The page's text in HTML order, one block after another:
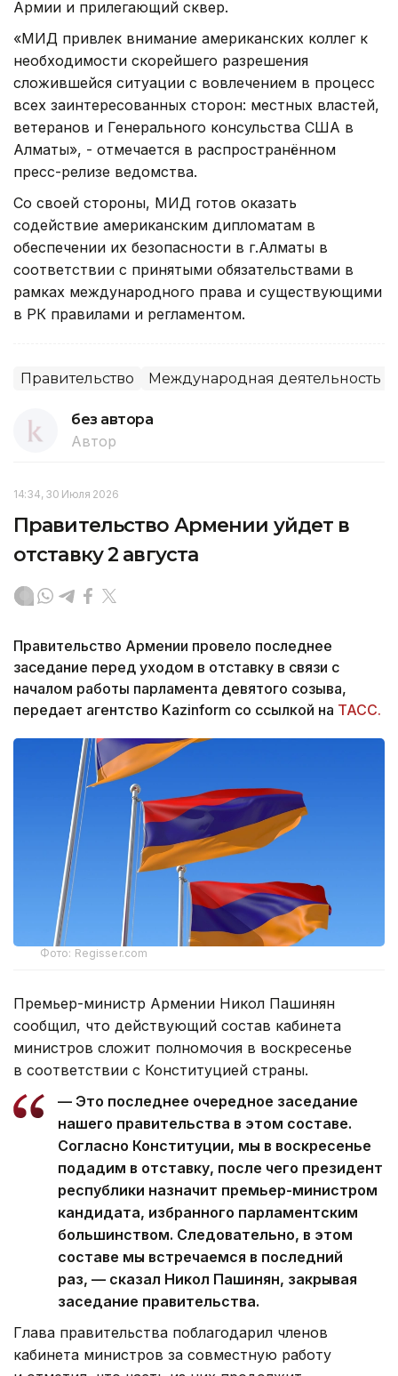
Армии и прилегающий сквер.
«МИД привлек внимание американских коллег к
необходимости скорейшего разрешения
сложившейся ситуации с вовлечением в процесс
всех заинтересованных сторон: местных властей,
ветеранов и Генерального консульства США в
Алматы», - отмечается в распространённом
пресс-релизе ведомства.
Со своей стороны, МИД готов оказать
содействие американским дипломатам в
обеспечении их безопасности в г.Алматы в
соответствии с принятыми обязательствами в
рамках международного права и существующими
в РК правилами и регламентом.
Правительство Международная деятельность
без автора
Автор
14:34, 30 Июля 2026
Правительство Армении уйдет в
отставку 2 августа
Правительство Армении провело последнее
заседание перед уходом в отставку в связи с
началом работы парламента девятого созыва,
передает агентство Kazinform со ссылкой на ТАСС.
Фото: Regisser.com
Премьер-министр Армении Никол Пашинян
сообщил, что действующий состав кабинета
министров сложит полномочия в воскресенье
в соответствии с Конституцией страны.
— Это последнее очередное заседание
нашего правительства в этом составе.
Согласно Конституции, мы в воскресенье
подадим в отставку, после чего президент
республики назначит премьер-министром
кандидата, избранного парламентским
большинством. Следовательно, в этом
составе мы встречаемся в последний
раз, — сказал Никол Пашинян, закрывая
заседание правительства.
Глава правительства поблагодарил членов
кабинета министров за совместную работу